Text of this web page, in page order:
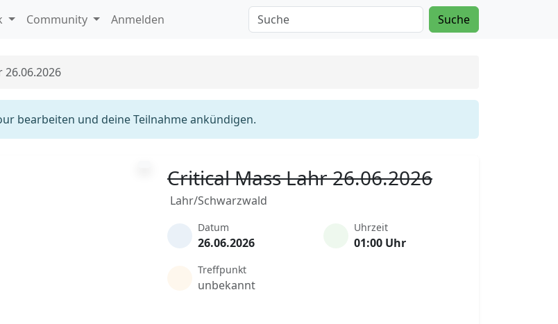
Community Anmelden Suche
26.06.2026
bearbeiten und deine Teilnahme ankündigen.
Critical Mass Lahr 26.06.2026
Lahr/Schwarzwald
Datum
26.06.2026
Uhrzeit
01:00 Uhr
Treffpunkt
unbekannt